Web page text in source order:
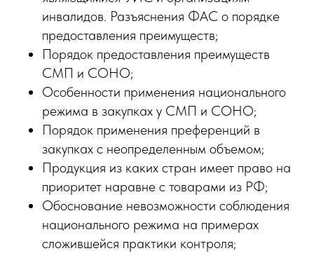
инвалидов. Разъяснения ФАС о порядке
предоставления преимуществ;
Порядок предоставления преимуществ
СМП и СОНО;
Особенности применения национального
режима в закупках у СМП и СОНО;
Порядок применения преференций в
закупках с неопределенным объемом;
Продукция из каких стран имеет право на
приоритет наравне с товарами из РФ;
Обоснование невозможности соблюдения
национального режима на примерах
сложившейся практики контроля;